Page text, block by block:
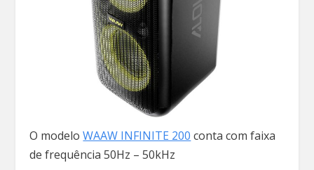
O modeloWAAW INFINITE 200 conta com faixa
de frequência 50Hz – 50kHz